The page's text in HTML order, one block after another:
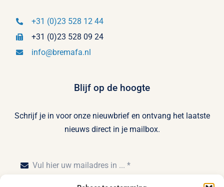
+31 (0)23 528 12 44
+31 (0)23 528 09 24
info@bremafa.nl
Blijf op de hoogte
Schrijf je in voor onze nieuwbrief en ontvang het laatste
nieuws direct in je mailbox.